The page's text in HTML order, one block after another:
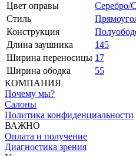
Цвет оправы
Серебро/
Стиль
Конструкция
Длина заушника
145
Ширина переносицы 17
Ширина ободка
55
КОМПАНИЯ
Почему мы?
Салоны
Политика конфиденциальности
ВАЖНО
Оплата и получение
Диагностика зрения